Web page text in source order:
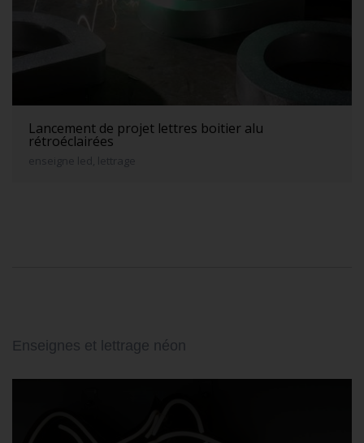
Lancement de projet lettres boitier alu
rétroéclairées
enseigne led, lettrage
Enseignes et lettrage néon